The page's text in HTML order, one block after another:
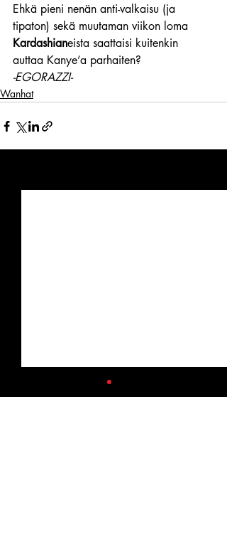
Ehkä pieni nenän anti-valkaisu (ja
tipaton) sekä muutaman viikon loma
Kardashianeista saattaisi kuitenkin
auttaa Kanye’a parhaiten?
-EGORAZZI-
Wanhat
Blondin Playboy-povipommin